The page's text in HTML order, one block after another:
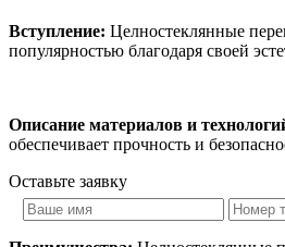
Вступление: Целностеклянные
популярностью благодаря своей
Описание материалов и
обеспечивает прочность и
Оставьте заявку